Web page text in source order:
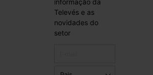
Televés e as
novidades do
setor